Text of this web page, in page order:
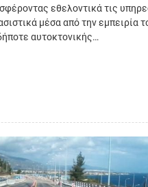
εθελοντικά τις
μέσα από την εμπειρία
αυτοκτονικής…